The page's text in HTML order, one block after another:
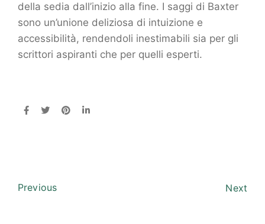
della sedia dall’inizio alla fine. I saggi di Baxter
sono un’unione deliziosa di intuizione e
accessibilità, rendendoli inestimabili sia per gli
scrittori aspiranti che per quelli esperti.
Previous Next